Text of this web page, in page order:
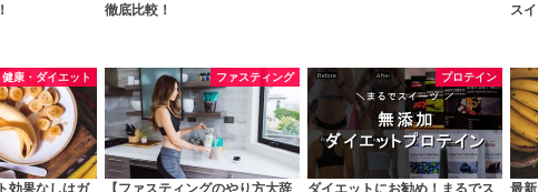
徹底比較！
ス
健康・ダイエット
効果なしはガ
ファスティング
【ファスティングのやり方大辞
プロテイン
ダイエットにお勧め！まるでス
最